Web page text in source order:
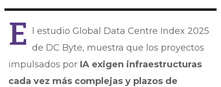
E
l estudio Global Data Centre Index 2025
de DC Byte, muestra que los proyectos
impulsados por IA exigen infraestructuras
cada vez más complejas y plazos de